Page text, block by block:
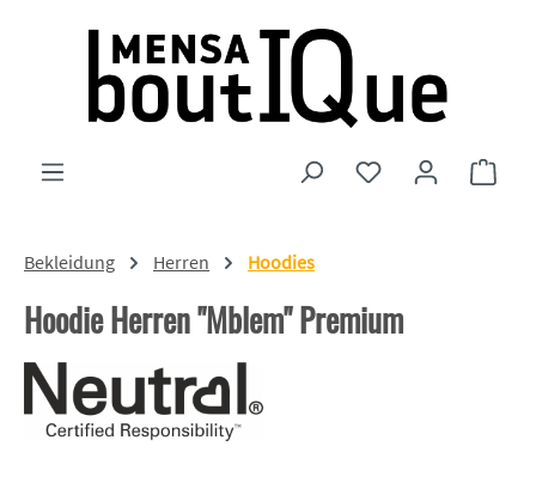
Zum Hauptinhalt springen
Du hast 0
Bekleidung Herren Hoodies
Hoodie Herren "Mblem" Premium